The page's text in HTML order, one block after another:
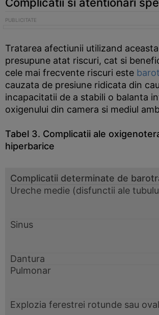
Tratarea afectiunii utilizand
presupune atat riscuri, cat si
cele mai frecvente riscuri este
cauzata de presiune ridicata din
incapacitatii de a stabili o balanta
oxigenului din camera si mediul
Tabel 3. Complicatii ale
hiperbarice
Complicatii determinate de
Ureche medie (disfunctii ale
Sinus
Dantura
Pulmonar
Explozia ferestrei rotunde sau